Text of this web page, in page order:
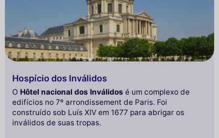
Hospício dos Inválidos
O Hôtel nacional dos Inválidos é um complexo de
edifícios no 7º arrondissement de Paris. Foi
construído sob Luís XIV em 1677 para abrigar os
inválidos de suas tropas.